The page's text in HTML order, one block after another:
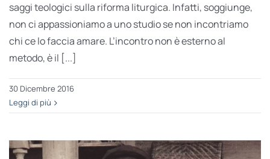
saggi teologici sulla riforma liturgica. Infatti, soggiunge,
non ci appassioniamo a uno studio se non incontriamo
chi ce lo faccia amare. L’incontro non è esterno al
metodo, è il [...]
30 Dicembre 2016
Leggi di più